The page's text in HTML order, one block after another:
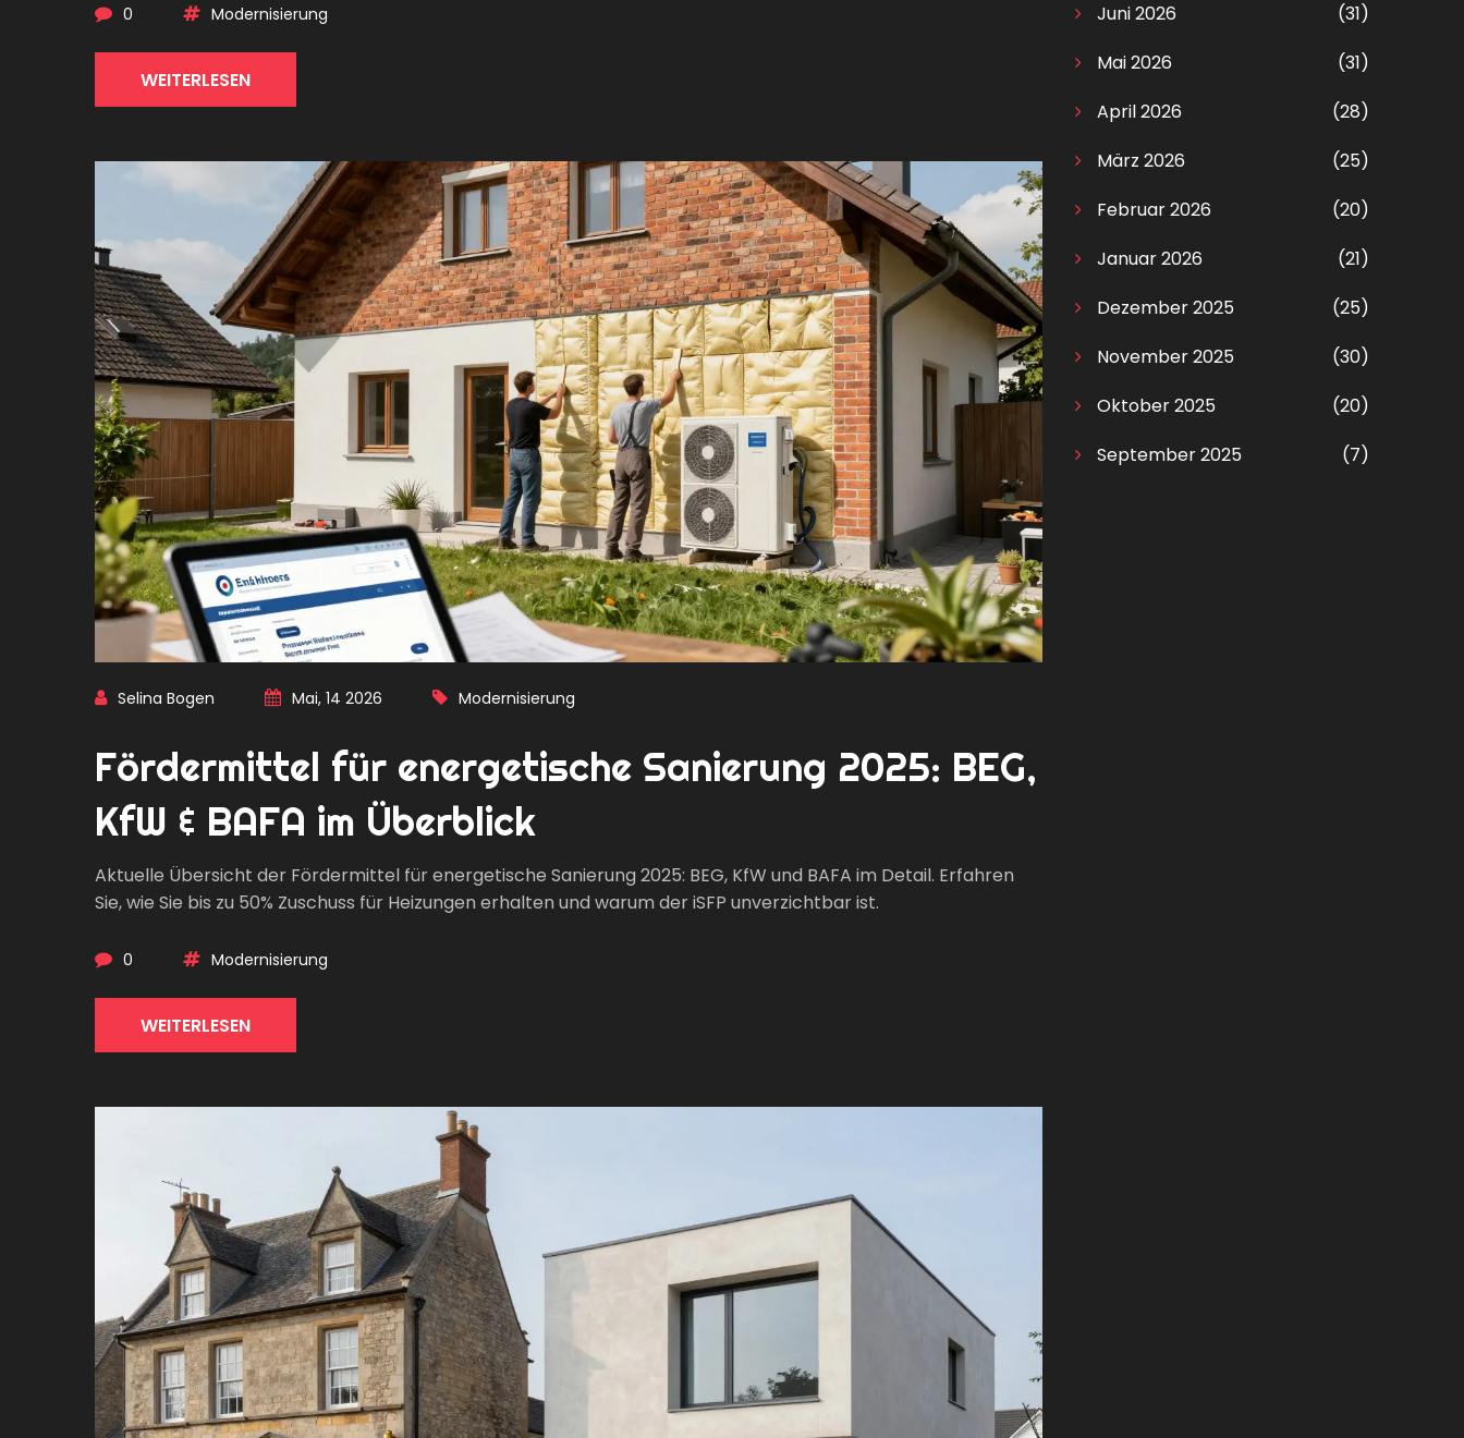
0 Modernisierung
WEITERLESEN
Selina Bogen Mai, 14 2026 Modernisierung
Fördermittel für energetische Sanierung 2025: BEG,
KfW & BAFA im Überblick
Aktuelle Übersicht der Fördermittel für energetische Sanierung 2025: BEG, KfW und BAFA im Detail. Erfahren
Sie, wie Sie bis zu 50% Zuschuss für Heizungen erhalten und warum der iSFP unverzichtbar ist.
0 Modernisierung
WEITERLESEN
Juni 2026
(31)
Mai 2026
(31)
April 2026
(28)
März 2026
(25)
Februar 2026
(20)
Januar 2026
(21)
Dezember 2025
(25)
November 2025
(30)
Oktober 2025
(20)
September 2025
(7)